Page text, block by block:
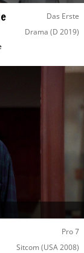
Das Erste
Drama (D 2019)
Pro 7
Sitcom (USA 2008)